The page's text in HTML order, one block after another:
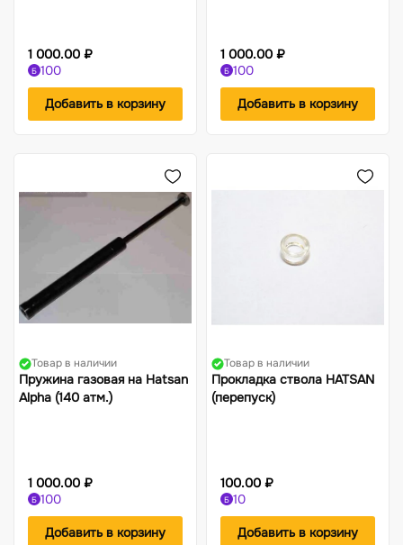
1 000.00 ₽
Б 100
Добавить в корзину
1 000.00 ₽
Б 100
Добавить в корзину
Товар в наличии
Пружина газовая на Hatsan
Alpha (140 атм.)
1 000.00 ₽
Б 100
Добавить в корзину
Товар в наличии
Прокладка ствола HATSAN
(перепуск)
100.00 ₽
Б 10
Добавить в корзину